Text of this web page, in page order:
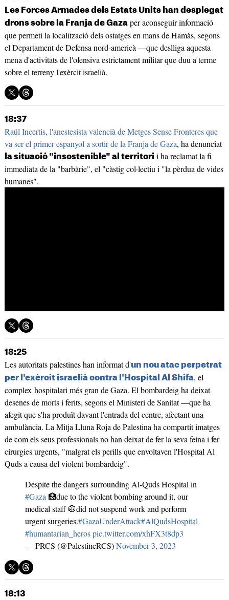
Les Forces Armades dels Estats Units han desplegat
drons sobre la Franja de Gazaper aconseguir informació
que permeti la localització dels ostatges en mans de Hamàs, segons
el Departament de Defensa nord-americà —que deslliga aquesta
mena d'activitats de l'ofensiva estrictament militar que duu a terme
sobre el terreny l'exèrcit israelià.
18:37
Raúl Incertis, l'anestesista valencià de Metges Sense Fronteres que
va ser el primer espanyol a sortir de la Franja de Gaza, ha denunciat
la situació "insostenible" al territori i ha reclamat la fi
immediata de la "barbàrie", el "càstig col·lectiu i "la pèrdua de vides
humanes".
18:25
Les autoritats palestines han informat d'un nou atac perpetrat
per l'exèrcit israelià contra l'Hospital Al Shifa, el
complex hospitalari més gran de Gaza. El bombardeig ha deixat
desenes de morts i ferits, segons el Ministeri de Sanitat —que ha
afegit que s'ha produït davant l'entrada del centre, afectant una
ambulància. La Mitja Lluna Roja de Palestina ha compartit imatges
de com els seus professionals no han deixat de fer la seva feina i fer
cirurgies urgents, "malgrat els perills que envoltaven l'Hospital Al
Quds a causa del violent bombardeig".
Despite the dangers surrounding Al-Quds Hospital in
#Gaza🏥due to the violent bombing around it, our
medical staff 🥼did not suspend work and perform
urgent surgeries.#GazaUnderAttack#AlQudsHospital
#humantarian_herospic.twitter.com/xhFX3t8dp3
— PRCS (@PalestineRCS)November 3, 2023
18:13